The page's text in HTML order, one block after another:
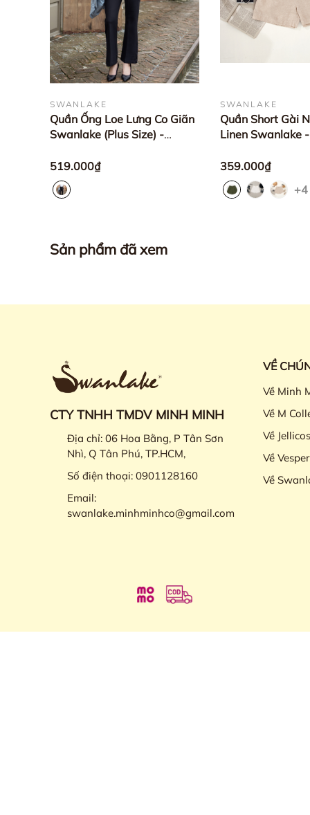
SWANLAKE
Quần Ống Loe Lưng Co Giãn
Swanlake (Plus Size) -
519.000₫
SWANLAKE
Quần Short Gài
Linen Swanlake -
359.000₫
+4
Sản phẩm đã xem
CTY TNHH TMDV MINH MINH
Địa chỉ: 06 Hoa Bằng, P Tân Sơn
Nhì, Q Tân Phú, TP.HCM,
Số điện thoại: 0901128160
Email:
swanlake.minhminhco@gmail.com
VỀ
Về Minh
Về M
Về Jellicos
Về Vesper
Về